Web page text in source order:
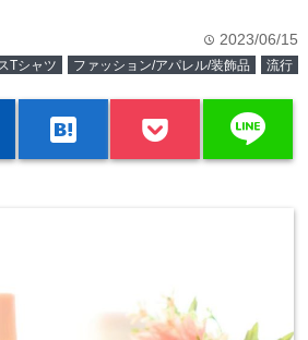
time 2023/06/15
Tシャツ ファッション/アパレル/装飾品 流行
hatenabookmark line